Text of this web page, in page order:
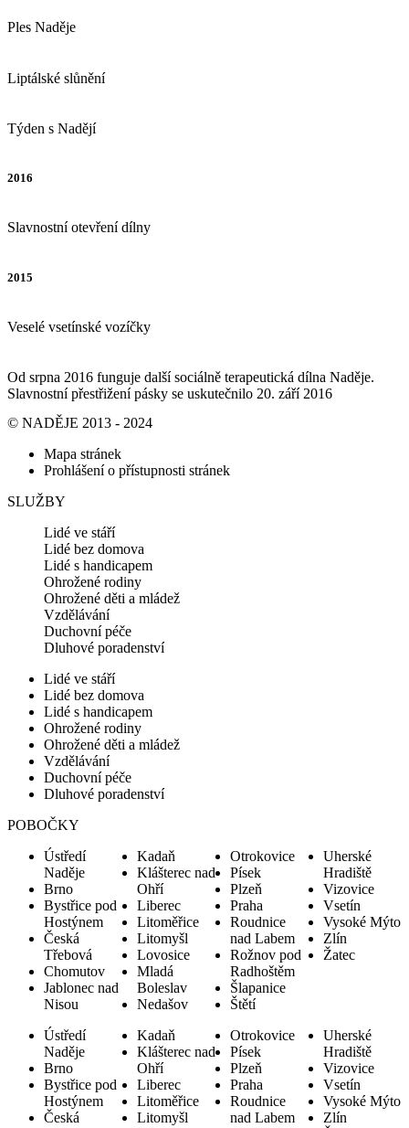
Ples Naděje
Liptálské slůnění
Týden s Nadějí
2016
Slavnostní otevření dílny
2015
Veselé vsetínské vozíčky
Od srpna 2016 funguje další sociálně terapeutická dílna Naděje.
Slavnostní přestřižení pásky se uskutečnilo 20. září 2016
© NADĚJE 2013 - 2024
Mapa stránek
Prohlášení o přístupnosti stránek
SLUŽBY
Lidé ve stáří
Lidé bez domova
Lidé s handicapem
Ohrožené rodiny
Ohrožené děti a mládež
Vzdělávání
Duchovní péče
Dluhové poradenství
Lidé ve stáří
Lidé bez domova
Lidé s handicapem
Ohrožené rodiny
Ohrožené děti a mládež
Vzdělávání
Duchovní péče
Dluhové poradenství
POBOČKY
Ústředí
Naděje
Brno
Bystřice pod
Hostýnem
Česká
Třebová
Chomutov
Jablonec nad
Nisou
Kadaň
Klášterec nad
Ohří
Liberec
Litoměřice
Litomyšl
Lovosice
Mladá
Boleslav
Nedašov
Otrokovice
Písek
Plzeň
Praha
Roudnice
nad Labem
Rožnov pod
Radhoštěm
Šlapanice
Štětí
Uherské
Hradiště
Vizovice
Vsetín
Vysoké Mýto
Zlín
Žatec
Ústředí
Naděje
Brno
Bystřice pod
Hostýnem
Česká
Kadaň
Klášterec nad
Ohří
Liberec
Litoměřice
Litomyšl
Otrokovice
Písek
Plzeň
Praha
Roudnice
nad Labem
Uherské
Hradiště
Vizovice
Vsetín
Vysoké Mýto
Zlín